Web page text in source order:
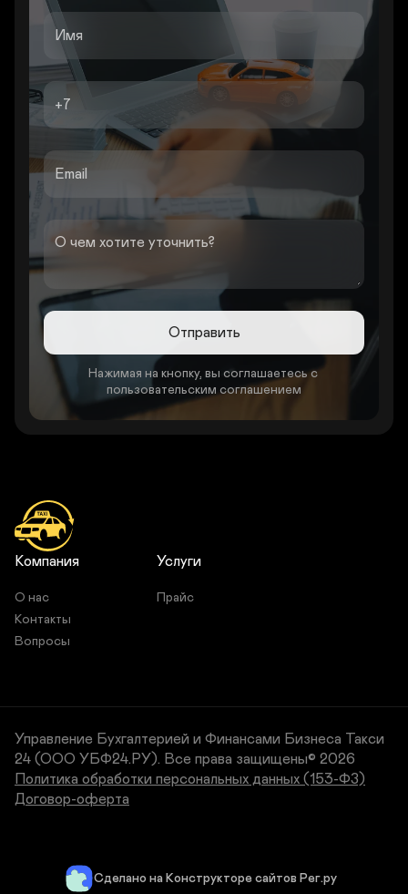
Имя
+7
Email
О чем хотите уточнить?
Отправить
Нажимая на кнопку, вы соглашаетесь с
пользовательским соглашением
Компания
О нас
Контакты
Вопросы
Услуги
Прайс
Управление Бухгалтерией и Финансами Бизнеса Такси
24 (ООО УБФ24.РУ). Все права защищены© 2026
Политика обработки персональных данных (153-ФЗ)
Договор-оферта
Сделано на Конструкторе сайтов Рег.ру